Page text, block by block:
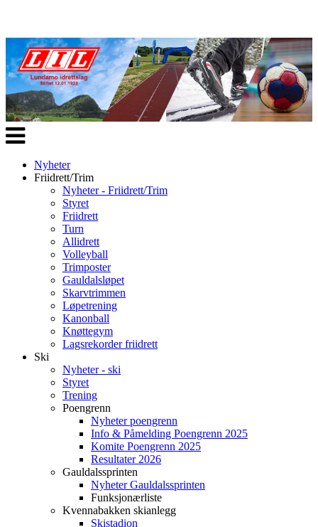
Veksle
navigasjon
Nyheter
Friidrett/Trim
Nyheter - Friidrett/Trim
Styret
Friidrett
Turn
Allidrett
Volleyball
Trimposter
Gauldalsløpet
Skarvtrimmen
Løpetrening
Kanonball
Knøttegym
Lagsrekorder friidrett
Ski
Nyheter - ski
Styret
Trening
Poengrenn
Nyheter poengrenn
Info & Påmelding Poengrenn 2025
Komite Poengrenn 2025
Resultater 2026
Gauldalssprinten
Nyheter Gauldalssprinten
Funksjonærliste
Kvennabakken skianlegg
Skistadion